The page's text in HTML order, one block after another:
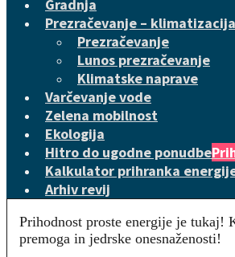
Gradnja
Prezračevanje – klimatizacija
Prezračevanje
Lunos prezračevanje
Klimatske naprave
Varčevanje vode
Zelena mobilnost
Ekologija
Hitro do ugodne ponudbe
Kalkulator prihranka
Arhiv revij
Prihodnost proste energije je tukaj!
premoga in jedrske onesnaženosti!